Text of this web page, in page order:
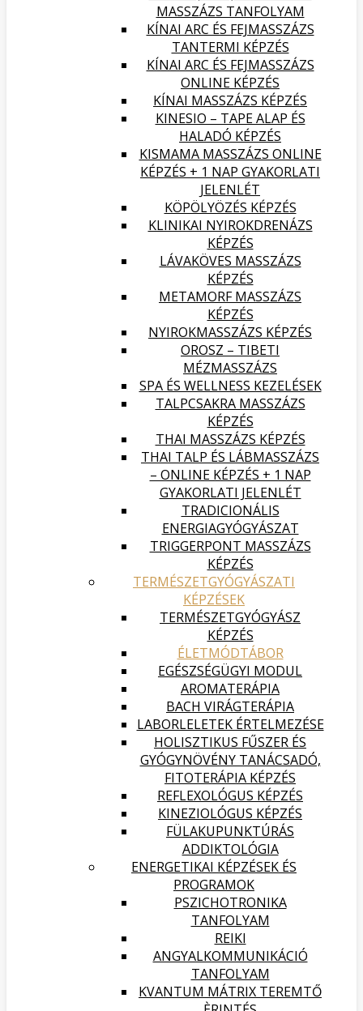
MASSZÁZS TANFOLYAM
KÍNAI ARC ÉS FEJMASSZÁZS
TANTERMI KÉPZÉS
KÍNAI ARC ÉS FEJMASSZÁZS
ONLINE KÉPZÉS
KÍNAI MASSZÁZS KÉPZÉS
KINESIO – TAPE ALAP ÉS
HALADÓ KÉPZÉS
KISMAMA MASSZÁZS ONLINE
KÉPZÉS + 1 NAP GYAKORLATI
JELENLÉT
KÖPÖLYÖZÉS KÉPZÉS
KLINIKAI NYIROKDRENÁZS
KÉPZÉS
LÁVAKÖVES MASSZÁZS
KÉPZÉS
METAMORF MASSZÁZS
KÉPZÉS
NYIROKMASSZÁZS KÉPZÉS
OROSZ – TIBETI
MÉZMASSZÁZS
SPA ÉS WELLNESS KEZELÉSEK
TALPCSAKRA MASSZÁZS
KÉPZÉS
THAI MASSZÁZS KÉPZÉS
THAI TALP ÉS LÁBMASSZÁZS
– ONLINE KÉPZÉS + 1 NAP
GYAKORLATI JELENLÉT
TRADICIONÁLIS
ENERGIAGYÓGYÁSZAT
TRIGGERPONT MASSZÁZS
KÉPZÉS
TERMÉSZETGYÓGYÁSZATI
KÉPZÉSEK
TERMÉSZETGYÓGYÁSZ
KÉPZÉS
ÉLETMÓDTÁBOR
EGÉSZSÉGÜGYI MODUL
AROMATERÁPIA
BACH VIRÁGTERÁPIA
LABORLELETEK ÉRTELMEZÉSE
HOLISZTIKUS FŰSZER ÉS
GYÓGYNÖVÉNY TANÁCSADÓ,
FITOTERÁPIA KÉPZÉS
REFLEXOLÓGUS KÉPZÉS
KINEZIOLÓGUS KÉPZÉS
FÜLAKUPUNKTÚRÁS
ADDIKTOLÓGIA
ENERGETIKAI KÉPZÉSEK ÉS
PROGRAMOK
PSZICHOTRONIKA
TANFOLYAM
REIKI
ANGYALKOMMUNIKÁCIÓ
TANFOLYAM
KVANTUM MÁTRIX TEREMTŐ